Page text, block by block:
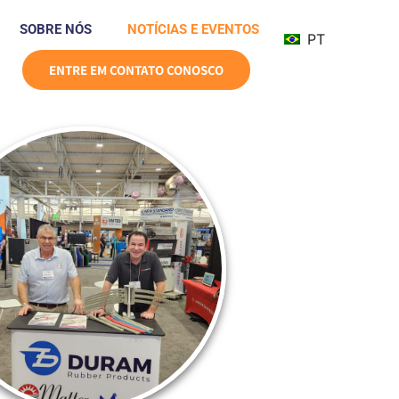
SOBRE NÓS NOTÍCIAS E EVENTOS
ENTRE EM CONTATO CONOSCO
PT